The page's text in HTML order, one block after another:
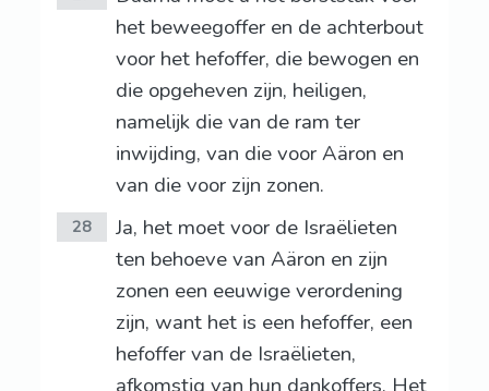
het beweegoffer en de achterbout
voor het hefoffer, die bewogen en
die opgeheven zijn, heiligen,
namelijk die van de ram ter
inwijding, van die voor Aäron en
van die voor zijn zonen.
28
Ja, het moet voor de Israëlieten
ten behoeve van Aäron en zijn
zonen een eeuwige verordening
zijn, want het is een hefoffer, een
hefoffer van de Israëlieten,